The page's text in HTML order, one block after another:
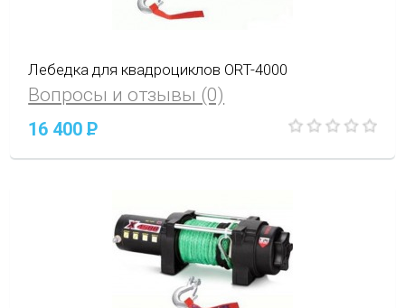
Лебедка для квадроциклов ORT-4000
Вопросы и отзывы (0)
16 400P